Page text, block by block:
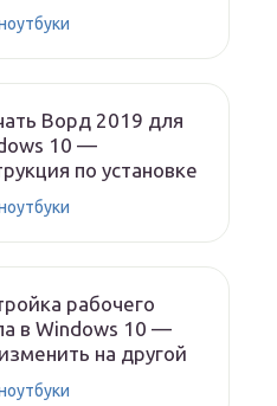
Ворд 2019 для
10 —
по установке
рабочего
в Windows 10 —
на другой